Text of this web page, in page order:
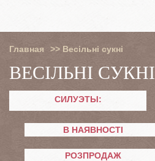
Главная >> Весільні сукні
ВЕСІЛЬНІ СУКНІ
СИЛУЭТЫ:
В НАЯВНОСТІ
РОЗПРОДАЖ